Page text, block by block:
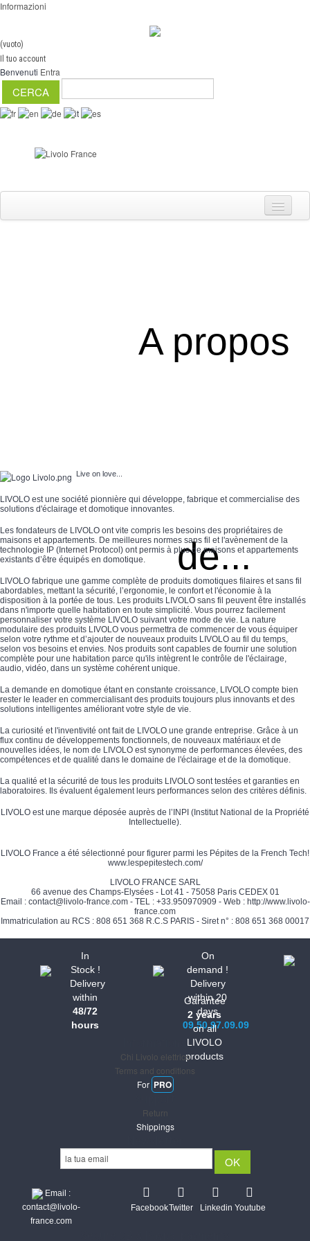
Informazioni
(vuoto)
Il tuo account
Benvenuti Entra
Espace PRO
A propos
de...
Live on love...
LIVOLO est une société pionnière qui développe, fabrique et commercialise des
solutions d'éclairage et domotique innovantes.
Les fondateurs de LIVOLO ont vite compris les besoins des propriétaires de
maisons et appartements. De meilleures normes sans fil et l'avènement de la
technologie IP (Internet Protocol) ont permis à plus de maisons et appartements
existants d’être équipés en domotique.
LIVOLO fabrique une gamme complète de produits domotiques filaires et sans fil
abordables, mettant la sécurité, l’ergonomie, le confort et l'économie à la
disposition à la portée de tous. Les produits LIVOLO sans fil peuvent être installés
dans n'importe quelle habitation en toute simplicité. Vous pourrez facilement
personnaliser votre système LIVOLO suivant votre mode de vie. La nature
modulaire des produits LIVOLO vous permettra de commencer de vous équiper
selon votre rythme et d’ajouter de nouveaux produits LIVOLO au fil du temps,
selon vos besoins et envies. Nos produits sont capables de fournir une solution
complète pour une habitation parce qu'ils intègrent le contrôle de l'éclairage,
audio, vidéo, dans un système cohérent unique.
La demande en domotique étant en constante croissance, LIVOLO compte bien
rester le leader en commercialisant des produits toujours plus innovants et des
solutions intelligentes améliorant votre style de vie.
La curiosité et l'inventivité ont fait de LIVOLO une grande entreprise. Grâce à un
flux continu de développements fonctionnels, de nouveaux matériaux et de
nouvelles idées, le nom de LIVOLO est synonyme de performances élevées, des
compétences et de qualité dans le domaine de l'éclairage et de la domotique.
La qualité et la sécurité de tous les produits LIVOLO sont testées et garanties en
laboratoires. Ils évaluent également leurs performances selon des critères définis.
LIVOLO est une marque déposée auprès de l’INPI (Institut National de la Propriété
Intellectuelle).
LIVOLO France a été sélectionné pour figurer parmi les Pépites de la French Tech!
www.lespepitestech.com/
LIVOLO FRANCE SARL
66 avenue des Champs-Elysées - Lot 41 - 75058 Paris CEDEX 01
Email : contact@livolo-france.com - TEL : +33.950970909 - Web : http://www.livolo-
france.com
Immatriculation au RCS : 808 651 368 R.C.S PARIS - Siret n° : 808 651 368 00017
In
Stock !
Delivery
within
48/72
hours
On
demand !
Delivery
within 20
days
09.50.97.09.09
Garantee
2 years
on all
LIVOLO
products
Chi Livolo elettrico
Terms and conditions
For PRO
Return
Shippings
Email :
contact@livolo-
france.com
FacebookTwitter Linkedin Youtube